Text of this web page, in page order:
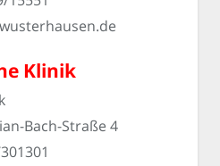
Klinik
Bach-Straße 4